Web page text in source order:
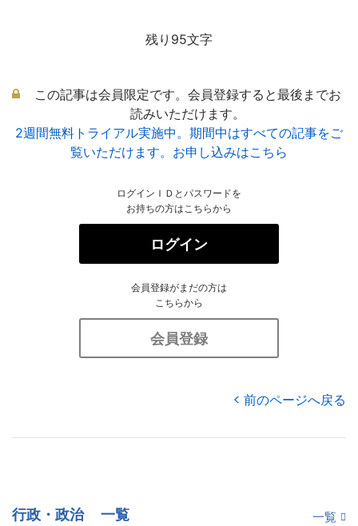
残り95文字
この記事は会員限定です。会員登録すると最後までお
読みいただけます。
2週間無料トライアル実施中。期間中はすべての記事をご
覧いただけます。お申し込みはこちら
ログインＩＤとパスワードを
お持ちの方はこちらから
ログイン
会員登録がまだの方は
こちらから
会員登録
前のページへ戻る
行政・政治 一覧 一覧